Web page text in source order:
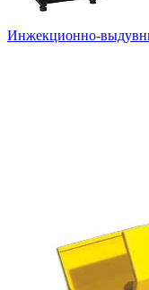
Инжекционно-